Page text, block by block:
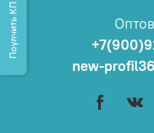
new-
Поулчить КП